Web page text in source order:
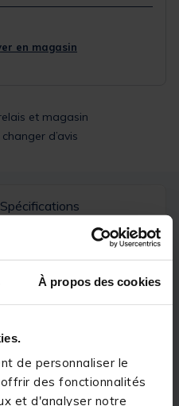
À propos des cookies
de personnaliser le
des fonctionnalités
et d'analyser notre
en magasin
et magasin
d’avis
Spécifications
d’accessoires, les
confectionner des back
n’importe quel plomb à